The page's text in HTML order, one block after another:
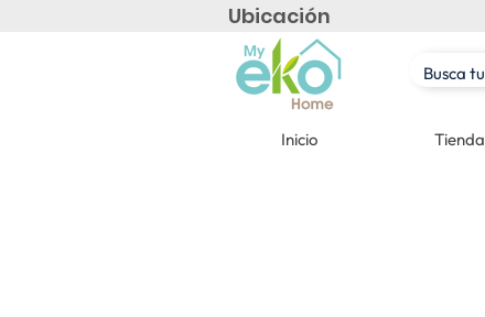
Ubicación
Inicio Tienda